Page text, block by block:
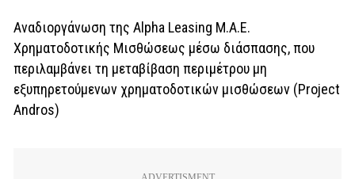
Αναδιοργάνωση της Alpha Leasing Μ.Α.Ε.
Χρηματοδοτικής Μισθώσεως μέσω διάσπασης, που
περιλαμβάνει τη μεταβίβαση περιμέτρου μη
εξυπηρετούμενων χρηματοδοτικών μισθώσεων (Project
Andros)